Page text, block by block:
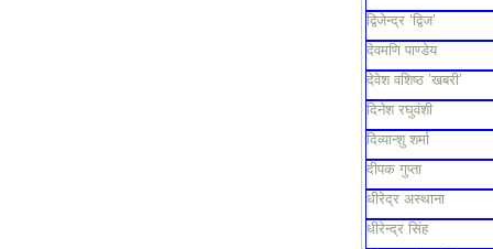
द्विजेन्द्र ‘द्विज’
देवमणि पाण्डेय
देवेश वशिष्ठ ’खबरी’
दिनेश रघुवंशी
दिव्यान्शु शर्मा
दीपक गुप्ता
धीरेद्र अस्थाना
धीरेन्द्र सिंह